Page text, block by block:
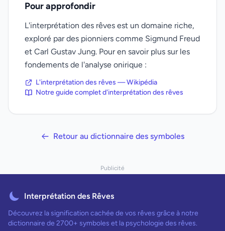
Pour approfondir
L'interprétation des rêves est un domaine riche,
exploré par des pionniers comme Sigmund Freud
et Carl Gustav Jung. Pour en savoir plus sur les
fondements de l'analyse onirique :
L'interprétation des rêves — Wikipédia
Notre guide complet d'interprétation des rêves
Retour au dictionnaire des symboles
Publicité
Interprétation des Rêves
Découvrez la signification cachée de vos rêves grâce à notre
dictionnaire de 2700+ symboles et la psychologie des rêves.